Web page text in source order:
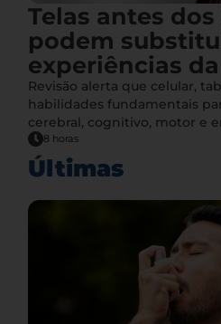
Telas antes dos
podem
experiências
Revisão alerta que celular,
habilidades fundamentais
cerebral, cognitivo, motor e
8 horas
Últimas